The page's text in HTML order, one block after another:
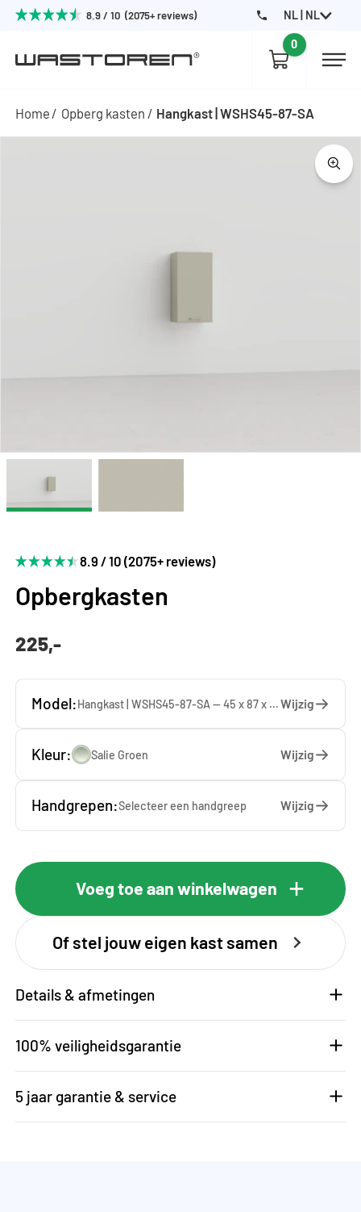
8.9 / 10 (2075+ reviews) NL | NL
0
Home Opberg kasten Hangkast | WSHS45-87-SA
8.9 / 10 (2075+ reviews)
Opbergkasten
225,-
Model: Hangkast | WSHS45-87-SA — 45 x 87 x 37 cmWijzig
Kleur: Salie Groen Wijzig
Handgrepen:Selecteer een handgreep Wijzig
Voeg toe aan winkelwagen
Of stel jouw eigen kast samen
Details & afmetingen
100% veiligheidsgarantie
5 jaar garantie & service